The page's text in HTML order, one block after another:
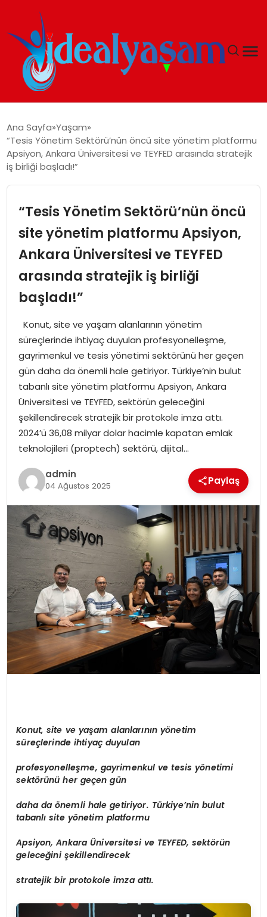
GÜNDEM
İDEAL YAŞAM
İDEAL SPOR
YAŞAM
MAGAZIN
SAĞLIK
SOSYAL HABER
Ana Sayfa Yaşam
“Tesis Yönetim Sektörü’nün öncü site yönetim platformu
Apsiyon, Ankara Üniversitesi ve TEYFED arasında stratejik
iş birliği başladı!”
“Tesis Yönetim Sektörü’nün öncü
site yönetim platformu Apsiyon,
Ankara Üniversitesi ve TEYFED
arasında stratejik iş birliği
başladı!”
Konut, site ve yaşam alanlarının yönetim
süreçlerinde ihtiyaç duyulan profesyonelleşme,
gayrimenkul ve tesis yönetimi sektörünü her geçen
gün daha da önemli hale getiriyor. Türkiye’nin bulut
tabanlı site yönetim platformu Apsiyon, Ankara
Üniversitesi ve TEYFED, sektörün geleceğini
şekillendirecek stratejik bir protokole imza attı.
2024’ü 36,08 milyar dolar hacimle kapatan emlak
teknolojileri (proptech) sektörü, dijital…
admin
04 Ağustos 2025 Paylaş
Konut, site ve yaşam alanlarının yönetim
süreçlerinde ihtiyaç duyulan
profesyonelleşme, gayrimenkul ve tesis yönetimi
sektörünüher geçen gün
daha da önemli hale getiriyor. Türkiye’nin bulut
tabanlı site yönetim platformu
Apsiyon, AnkaraÜniversitesi ve TEYFED, sektörün
geleceğini şekillendirecek
stratejik bir protokole imza attı.